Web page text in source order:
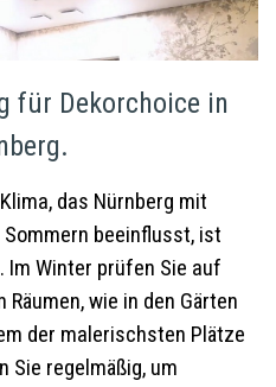
für Dekorchoice in
das Nürnberg mit
beeinflusst, ist
Im Winter prüfen Sie auf
wie in den Gärten
der malerischsten Plätze
Sie regelmäßig, um